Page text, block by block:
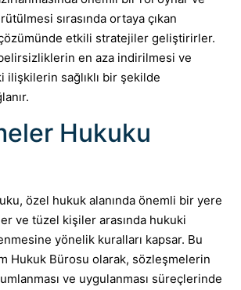
sırasında ortaya çıkan
çözümünde etkili stratejiler geliştirirler.
en aza indirilmesi ve
ilişkilerin sağlıklı bir şekilde
Hukuku
özel hukuk alanında önemli bir yere
ve tüzel kişiler arasında hukuki
yönelik kuralları kapsar. Bu
Hukuk Bürosu olarak, sözleşmelerin
ve uygulanması süreçlerinde